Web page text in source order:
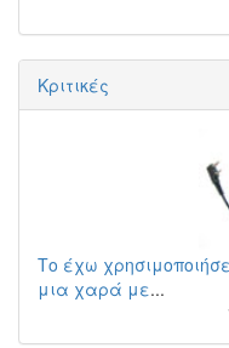
Κριτικές
Το έχω
μια χαρά με...